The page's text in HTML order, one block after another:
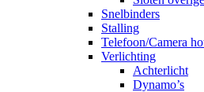
Snelbinders
Stalling
Telefoon/Camera
Verlichting
Achterlicht
Dynamo’s